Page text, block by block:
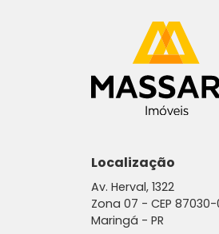
Localização
Av. Herval, 1322
Zona 07 - CEP
Maringá - PR